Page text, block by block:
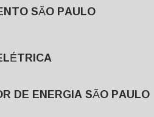
SÃO PAULO
DE ENERGIA SÃO PAULO